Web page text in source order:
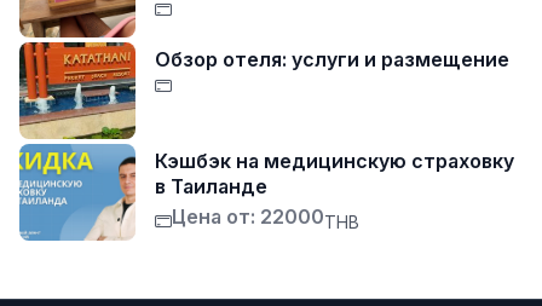
Обзор отеля: услуги и размещение
Кэшбэк на медицинскую страховку
в Таиланде
Цена от: 22000THB